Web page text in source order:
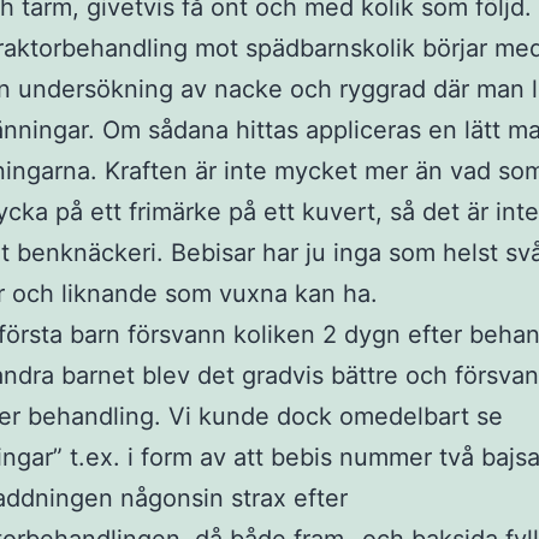
tarm, givetvis få ont och med kolik som följd.
mot spädbarnskolik börjar
undersökning av nacke och ryggrad där man
Om sådana hittas appliceras en lätt
Kraften är inte mycket mer än vad
på ett frimärke på ett kuvert, så det är
benknäckeri. Bebisar har ju inga som helst
och liknande som vuxna kan ha.
barn försvann koliken 2 dygn efter
barnet blev det gradvis bättre och
behandling. Vi kunde dock omedelbart se
t.ex. i form av att bebis nummer två
någonsin strax efter